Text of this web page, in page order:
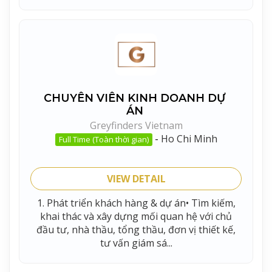
CHUYÊN VIÊN KINH DOANH DỰ
ÁN
Greyfinders Vietnam
Full Time (Toàn thời gian) - Ho Chi Minh
VIEW DETAIL
1. Phát triển khách hàng & dự án• Tìm kiếm,
khai thác và xây dựng mối quan hệ với chủ
đầu tư, nhà thầu, tổng thầu, đơn vị thiết kế,
tư vấn giám sá...